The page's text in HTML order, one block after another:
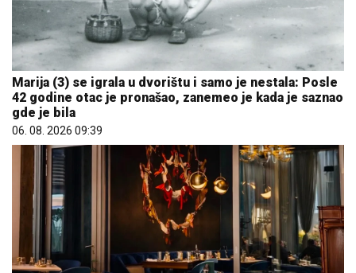
Marija (3) se igrala u dvorištu i samo je nestala: Posle
42 godine otac je pronašao, zanemeo je kada je saznao
gde je bila
06. 08. 2026 09:39